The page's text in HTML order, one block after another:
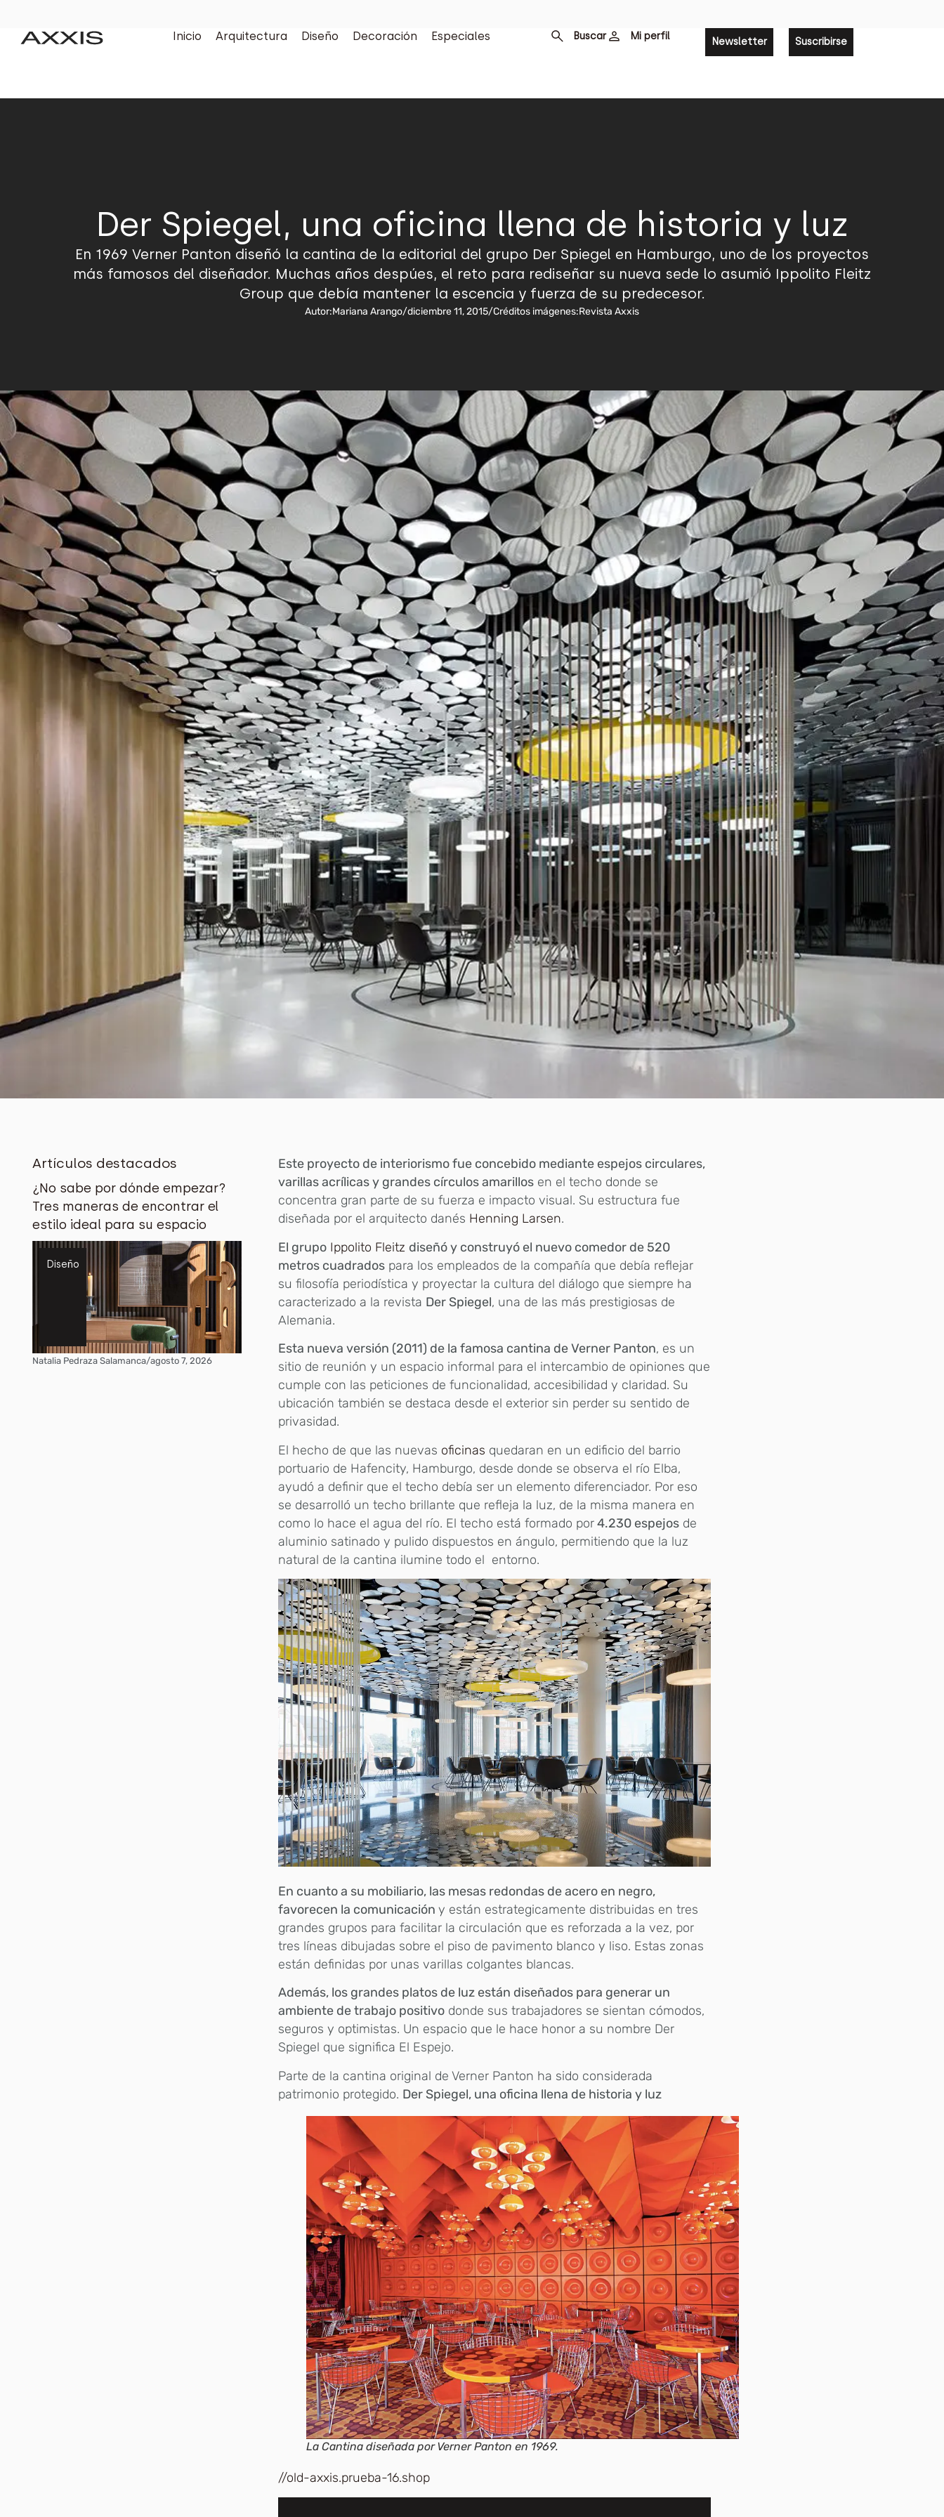
Inicio Arquitectura Diseño Decoración Especiales Buscar Mi perfil Newsletter Suscribirse
Der Spiegel, una oficina llena de historia y luz
En 1969 Verner Panton diseñó la cantina de la editorial del grupo Der Spiegel en Hamburgo, uno de los proyectos
más famosos del diseñador. Muchas años despúes, el reto para rediseñar su nueva sede lo asumió Ippolito Fleitz
Group que debía mantener la escencia y fuerza de su predecesor.
Autor:Mariana Arango/diciembre 11, 2015/Créditos imágenes:Revista Axxis
Artículos destacados
¿No sabe por dónde empezar?
Tres maneras de encontrar el
estilo ideal para su espacio
Diseño
Natalia Pedraza Salamanca/agosto 7, 2026
Este proyecto de interiorismo fue concebido mediante espejos circulares,
varillas acrílicas y grandes círculos amarillos en el techo donde se
concentra gran parte de su fuerza e impacto visual. Su estructura fue
diseñada por el arquitecto danés Henning Larsen.
El grupo Ippolito Fleitz diseñó y construyó el nuevo comedor de 520
metros cuadrados para los empleados de la compañía que debía reflejar
su filosofía periodística y proyectar la cultura del diálogo que siempre ha
caracterizado a la revista Der Spiegel, una de las más prestigiosas de
Alemania.
Esta nueva versión (2011) de la famosa cantina de Verner Panton, es un
sitio de reunión y un espacio informal para el intercambio de opiniones que
cumple con las peticiones de funcionalidad, accesibilidad y claridad. Su
ubicación también se destaca desde el exterior sin perder su sentido de
privasidad.
El hecho de que las nuevas oficinas quedaran en un edificio del barrio
portuario de Hafencity, Hamburgo, desde donde se observa el río Elba,
ayudó a definir que el techo debía ser un elemento diferenciador. Por eso
se desarrolló un techo brillante que refleja la luz, de la misma manera en
como lo hace el agua del río. El techo está formado por4.230 espejos de
aluminio satinado y pulido dispuestos en ángulo, permitiendo que la luz
natural de la cantina ilumine todo el entorno.
En cuanto a su mobiliario, las mesas redondas de acero en negro,
favorecen la comunicacióny están estrategicamente distribuidas en tres
grandes grupos para facilitar la circulación que es reforzada a la vez, por
tres líneas dibujadas sobre el piso de pavimento blanco y liso. Estas zonas
están definidas por unas varillas colgantes blancas.
Además, los grandes platos de luz están diseñados para generar un
ambiente de trabajo positivo donde sus trabajadores se sientan cómodos,
seguros y optimistas. Un espacio que le hace honor a su nombre Der
Spiegel que significa El Espejo.
Parte de la cantina original de Verner Panton ha sido considerada
patrimonio protegido. Der Spiegel, una oficina llena de historia y luz
La Cantina diseñada por Verner Panton en 1969.
//old-axxis.prueba-16.shop